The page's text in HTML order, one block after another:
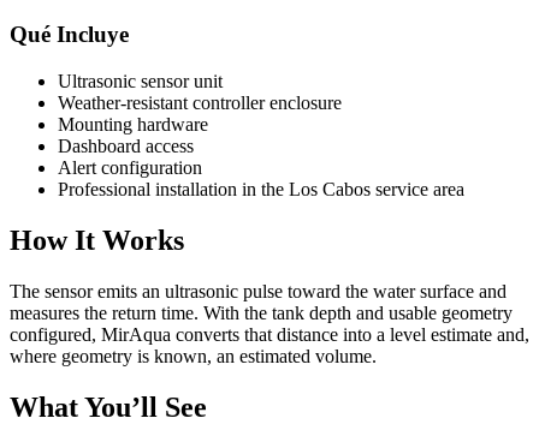
Qué Incluye
Ultrasonic sensor unit
Weather-resistant controller enclosure
Mounting hardware
Dashboard access
Alert configuration
Professional installation in the Los Cabos service area
How It Works
The sensor emits an ultrasonic pulse toward the water surface and
measures the return time. With the tank depth and usable geometry
configured, MirAqua converts that distance into a level estimate and,
where geometry is known, an estimated volume.
What You’ll See